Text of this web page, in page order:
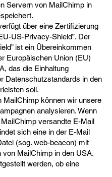
Servern von MailChimp in
über eine Zertifizierung
US-Privacy-Shield”. Der
ist ein Übereinkommen
Europäischen Union (EU)
das die Einhaltung
Datenschutzstandards in den
soll.
MailChimp können wir unsere
analysieren. Wenn
versandte E-Mail
sich eine in der E-Mail
(sog. web-beacon) mit
von MailChimp in den USA.
werden, ob eine